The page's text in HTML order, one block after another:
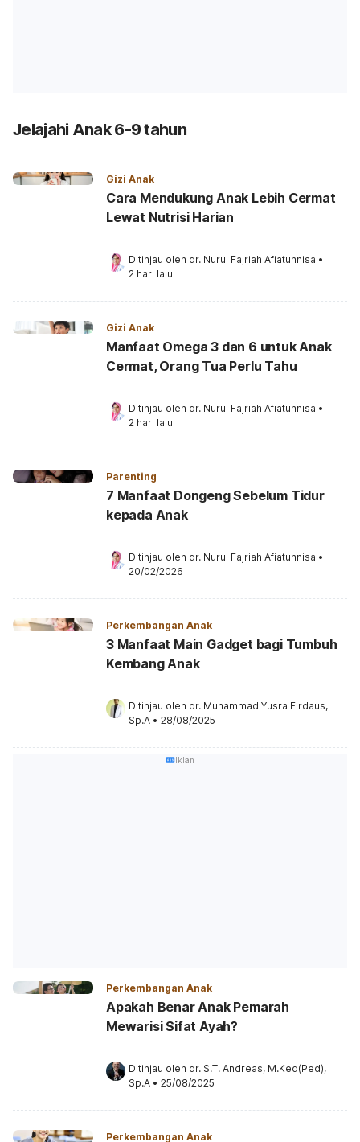
Jelajahi Anak 6-9 tahun
Gizi Anak
Cara Mendukung Anak Lebih Cermat
Lewat Nutrisi Harian
Ditinjau oleh dr. Nurul Fajriah Afiatunnisa •
2 hari lalu
Gizi Anak
Manfaat Omega 3 dan 6 untuk Anak
Cermat, Orang Tua Perlu Tahu
Ditinjau oleh dr. Nurul Fajriah Afiatunnisa •
2 hari lalu
Parenting
7 Manfaat Dongeng Sebelum Tidur
kepada Anak
Ditinjau oleh dr. Nurul Fajriah Afiatunnisa •
20/02/2026
Perkembangan Anak
3 Manfaat Main Gadget bagi Tumbuh
Kembang Anak
Ditinjau oleh dr. Muhammad Yusra Firdaus,
Sp.A • 28/08/2025
Iklan
Perkembangan Anak
Apakah Benar Anak Pemarah
Mewarisi Sifat Ayah?
Ditinjau oleh dr. S.T. Andreas, M.Ked(Ped),
Sp.A • 25/08/2025
Perkembangan Anak